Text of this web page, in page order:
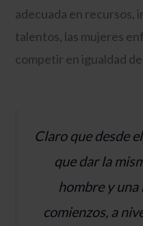
adecuada en recursos,
talentos, las mujeres
competir en igualdad
Claro que desde
que dar la
hombre y una
comienzos, a